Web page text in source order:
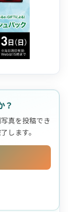
？
真を投稿でき
します。